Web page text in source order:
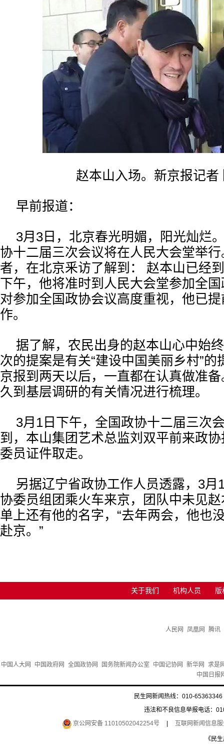
赵本山入场。新京报记者
早前报道：
3月3日，北京春光明媚，阳光灿烂
协十二届三次会议将在人民大会堂举
者，在北京釆访了解到： 赵本山已经
下午，他将准时到人民大会堂参加全
对参加全国政协会议高度重视，他已
作。
据了解，农民出身的赵本山心中始
次的提案是有关“建设中国美丽乡村”的
京报到两天以后，一直都在认真做准
久到基层调研的有关情况进行梳理。
3月1日下午，全国政协十二届三次
到，本山集团艺术总监刘双平前来政
委员证件取走。
另据辽宁省政协工作人员透露，3月
协委员组团乘火车来京，团队中未见
单上还有他的名字，“去年两会，他也
赴京。”
关于我们 机构人员 版
人民网 凤凰网 腾讯
中国人大网 中国政府网 全国政协网 国务院新闻办公室 中国记协网 新华网
求是
中国日报
民生网新闻热线：010-
违法和不良信息举报电话：
京公网安备 11010502042254号
互联网新闻信息
《民